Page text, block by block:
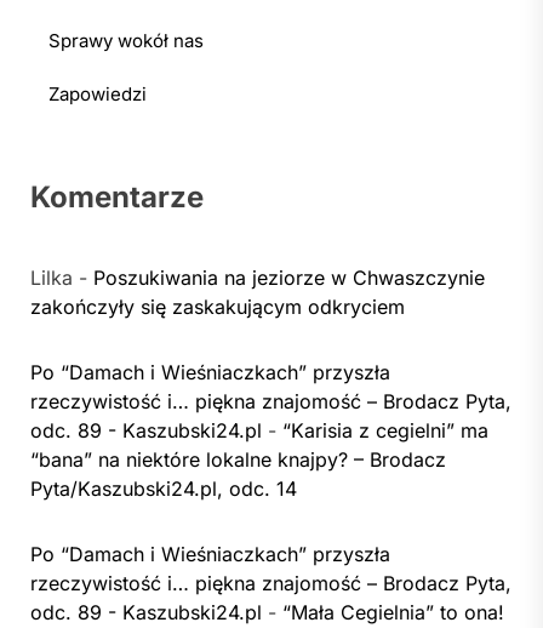
Sprawy wokół nas
Zapowiedzi
Komentarze
Lilka - Poszukiwania na jeziorze w Chwaszczynie
zakończyły się zaskakującym odkryciem
Po “Damach i Wieśniaczkach” przyszła
rzeczywistość i… piękna znajomość – Brodacz Pyta,
odc. 89 - Kaszubski24.pl - “Karisia z cegielni” ma
“bana” na niektóre lokalne knajpy? – Brodacz
Pyta/Kaszubski24.pl, odc. 14
Po “Damach i Wieśniaczkach” przyszła
rzeczywistość i… piękna znajomość – Brodacz Pyta,
odc. 89 - Kaszubski24.pl - “Mała Cegielnia” to ona!